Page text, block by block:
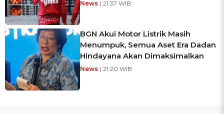
News | 21:37 WIB
BGN Akui Motor Listrik Masih
Menumpuk, Semua Aset Era Dadan
Hindayana Akan Dimaksimalkan
News | 21:20 WIB